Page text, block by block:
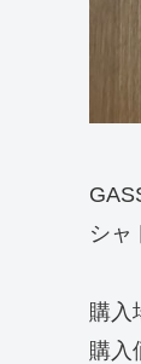
シャ
購
購入